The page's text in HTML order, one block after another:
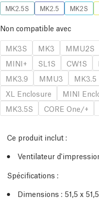
MK2.5S MK2.5 MK2S
Non compatible avec
MK3S
MK3 MMU2S
MINI+
SL1S CW1S
MK3.9
MMU3 MK3.5
XL Enclosure
MINI
MK3.5S
CORE One/+
Ce produit inclut :
Ventilateur
Spécifications :
Dimensions : 51,5 x